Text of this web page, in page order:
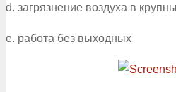
d. загрязнение воздуха в
e. работа без выходных